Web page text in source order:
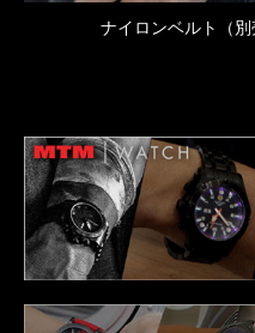
ナイロンベルト（